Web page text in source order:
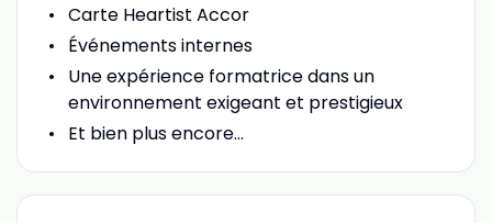
Carte Heartist Accor
Événements internes
Une expérience formatrice dans un
environnement exigeant et prestigieux
Et bien plus encore...